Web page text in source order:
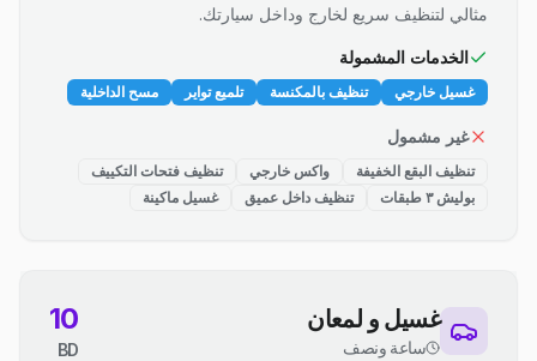
مثالي لتنظيف سريع لخارج وداخل سيارتك.
الخدمات المشمولة
غسيل خارجي تنظيف بالمكنسة تلميع تواير مسح الداخلية
غير مشمول
تنظيف البقع الخفيفة واكس خارجي
تنظيف فتحات التكييف
بوليش ٣ طبقات
تنظيف داخل عميق غسيل ماكينة
غسيل و لمعان
ساعة ونصف
10
BD